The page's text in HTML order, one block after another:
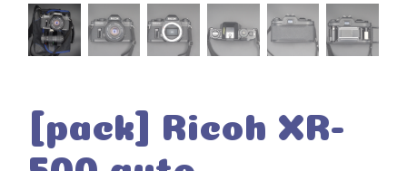
[pack] Ricoh XR-
500 auto